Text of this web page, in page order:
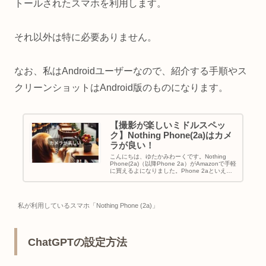
トールされたスマホを利用します。
それ以外は特に必要ありません。
なお、私はAndroidユーザーなので、紹介する手順やス
クリーンショットはAndroid版のものになります。
【撮影が楽しいミドルスペッ
ク】Nothing Phone(2a)はカメ
ラが良い！
こんにちは、ゆたかみわーくです。Nothing
Phone(2a)（以降Phone 2a）がAmazonで手軽
に買えるよになりました。Phone 2aといえば
私が利用しているスマホ「Nothing Phone (2a)」
ChatGPTの設定方法